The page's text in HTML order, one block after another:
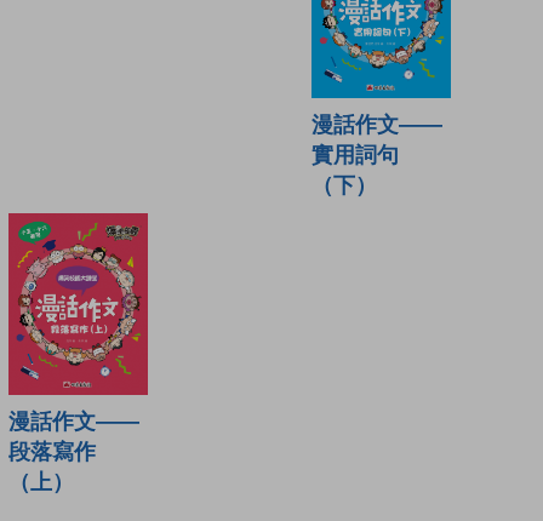
漫話作文——
實用詞句
（下）
漫話作文——
段落寫作
（上）